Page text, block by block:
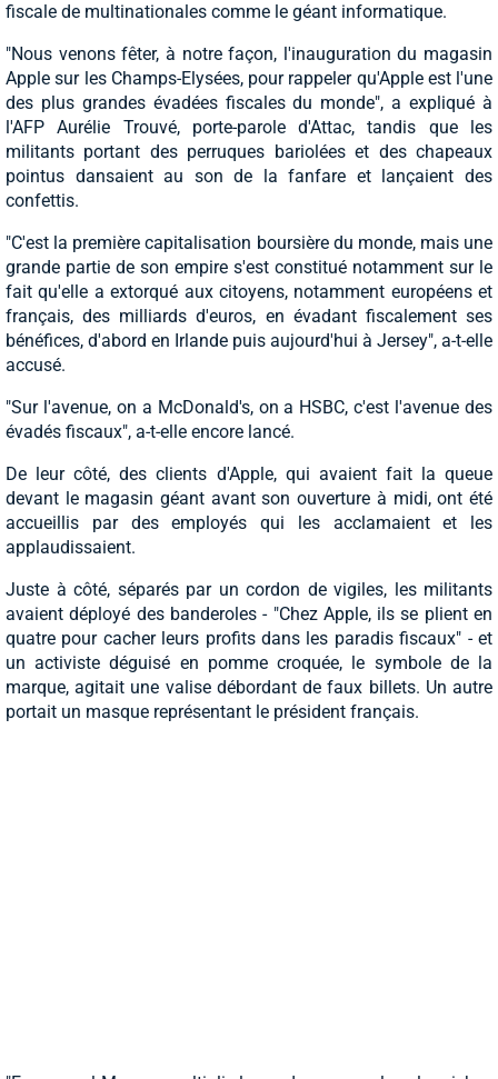
fiscale de multinationales comme le géant informatique.
"Nous venons fêter, à notre façon, l'inauguration du magasin
Apple sur les Champs-Elysées, pour rappeler qu'Apple est l'une
des plus grandes évadées fiscales du monde", a expliqué à
l'AFP Aurélie Trouvé, porte-parole d'Attac, tandis que les
militants portant des perruques bariolées et des chapeaux
pointus dansaient au son de la fanfare et lançaient des
confettis.
"C'est la première capitalisation boursière du monde, mais une
grande partie de son empire s'est constitué notamment sur le
fait qu'elle a extorqué aux citoyens, notamment européens et
français, des milliards d'euros, en évadant fiscalement ses
bénéfices, d'abord en Irlande puis aujourd'hui à Jersey", a-t-elle
accusé.
"Sur l'avenue, on a McDonald's, on a HSBC, c'est l'avenue des
évadés fiscaux", a-t-elle encore lancé.
De leur côté, des clients d'Apple, qui avaient fait la queue
devant le magasin géant avant son ouverture à midi, ont été
accueillis par des employés qui les acclamaient et les
applaudissaient.
Juste à côté, séparés par un cordon de vigiles, les militants
avaient déployé des banderoles - "Chez Apple, ils se plient en
quatre pour cacher leurs profits dans les paradis fiscaux" - et
un activiste déguisé en pomme croquée, le symbole de la
marque, agitait une valise débordant de faux billets. Un autre
portait un masque représentant le président français.